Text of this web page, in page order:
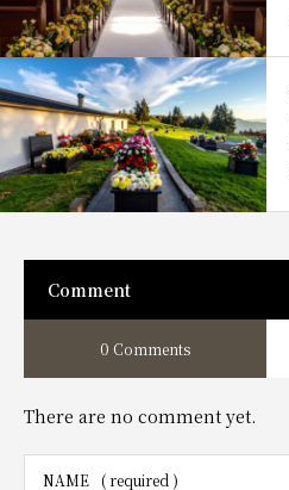
Comment
0 Comments
There are no comment yet.
NAME ( required )